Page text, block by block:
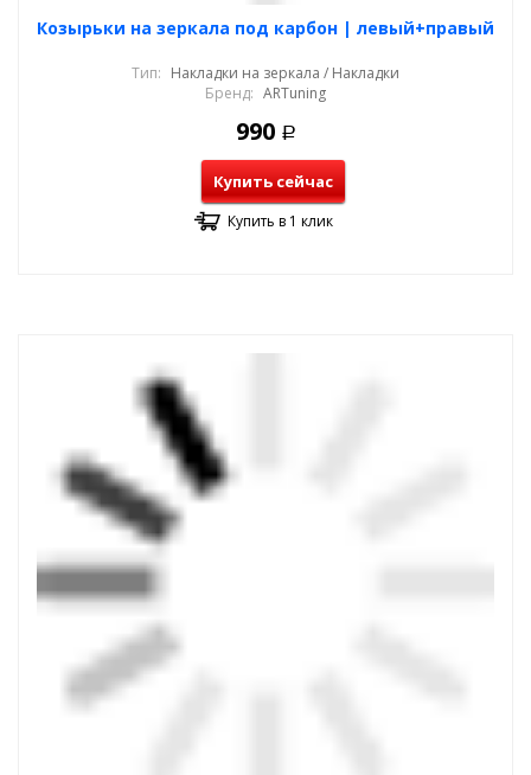
Козырьки на зеркала под карбон | левый+правый
Тип: Накладки на зеркала / Накладки
Бренд: ARTuning
990 Р
Купить сейчас
Купить в 1 клик